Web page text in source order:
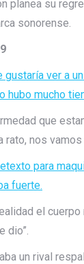
planea su
sonorense.
gustaría ver a un
hubo mucho
que
rato, nos
para
fuerte.
el
dio”.
un rival